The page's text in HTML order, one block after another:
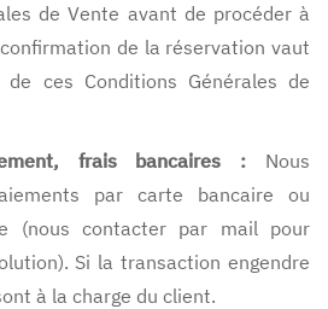
de Vente avant de procéder à
de la réservation vaut
de ces Conditions Générales de
frais bancaires : Nous
par carte bancaire ou
(nous contacter par mail pour
Si la transaction engendre
à la charge du client.